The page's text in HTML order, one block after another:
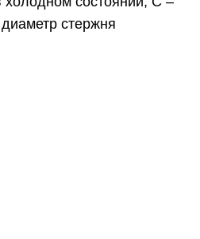
стержня